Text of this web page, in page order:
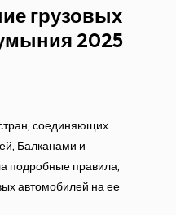
грузовых
2025
соединяющих
Балканами и
подробные правила,
автомобилей на ее